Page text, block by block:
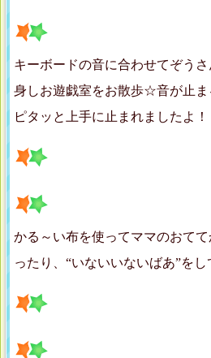
キーボードの音に合わせてぞう
身しお遊戯室をお散歩☆音が止ま
ピタッと上手に止まれましたよ！
かる～い布を使ってママのおて
ったり、“いないいないばあ”をし